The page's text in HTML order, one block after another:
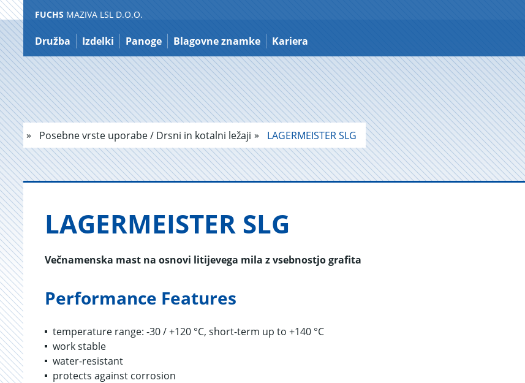
Nazaj
na
vsebino
FUCHS MAZIVA LSL D.O.O.
Družba Izdelki Panoge Blagovne znamke Kariera
Posebne vrste uporabe / Drsni in kotalni ležaji LAGERMEISTER SLG
LA­GER­ME­I­STER SLG
Večnamenska mast na osnovi litijevega mila z vsebnostjo grafita
Performance Features
temperature range: -30 / +120 °C, short-term up to +140 °C
work stable
water-resistant
protects against corrosion